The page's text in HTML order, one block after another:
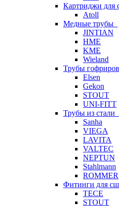
Картриджи для
Atoll
Медные трубы
JINTIAN
HME
KME
Wieland
Трубы
Elsen
Gekon
STOUT
UNI-FITT
Трубы из стали
Sanha
VIEGA
LAVITA
VALTEC
NEPTUN
Stahlmann
ROMMER
Фитинги для
TECE
STOUT